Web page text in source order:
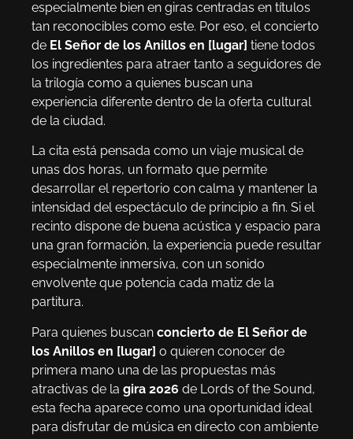
especialmente bien en giras centradas en títulos
tan reconocibles como este. Por eso, el concierto
de El Señor de los Anillos en [lugar] tiene todos
los ingredientes para atraer tanto a seguidores de
la trilogía como a quienes buscan una
experiencia diferente dentro de la oferta cultural
de la ciudad.
La cita está pensada como un viaje musical de
unas dos horas, un formato que permite
desarrollar el repertorio con calma y mantener la
intensidad del espectáculo de principio a fin. Si el
recinto dispone de buena acústica y espacio para
una gran formación, la experiencia puede resultar
especialmente inmersiva, con un sonido
envolvente que potencia cada matiz de la
partitura.
Para quienes buscan concierto de El Señor de
los Anillos en [lugar] o quieren conocer de
primera mano una de las propuestas más
atractivas de la gira 2026 de Lords of the Sound,
esta fecha aparece como una oportunidad ideal
para disfrutar de música en directo con ambiente